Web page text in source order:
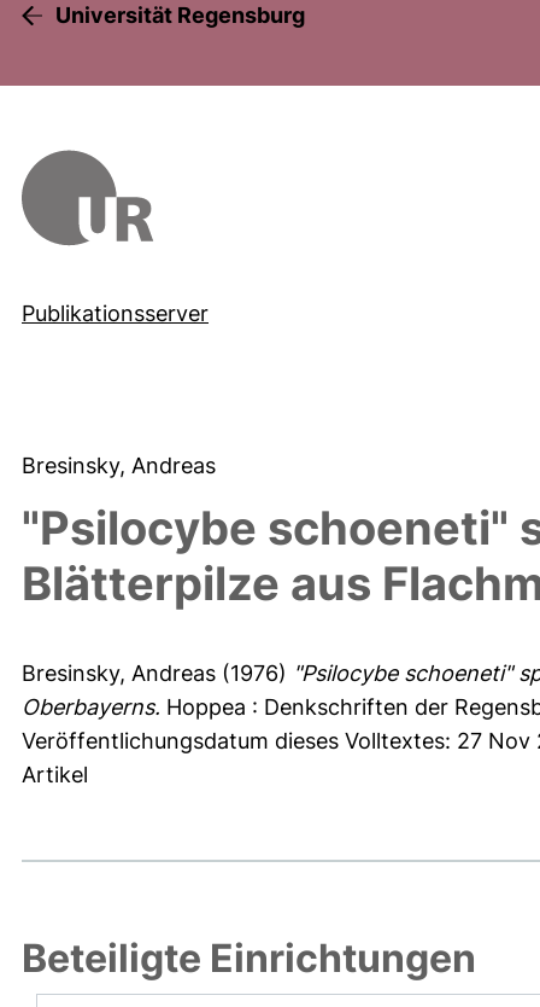
Universität Regensburg
Publikationsserver
Bresinsky, Andreas
"Psilocybe schoeneti"
Blätterpilze aus
Bresinsky, Andreas (1976) "Psilocybe schoeneti"
Oberbayerns. Hoppea : Denkschriften der
Veröffentlichungsdatum dieses Volltextes: 27 Nov
Artikel
Beteiligte Einrichtungen